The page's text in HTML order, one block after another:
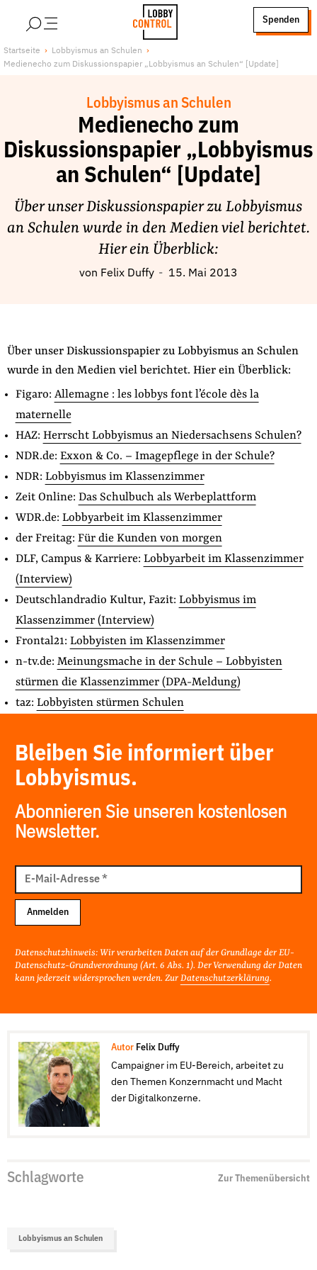
LobbyControl
StartSeite
Spenden
Über uns
Jobs
Publikationen und Material
Unsere Schwerpunkte
Lobbykontrolle und Regeln
Lobbyismus und Klima
Macht der Digitalkonzerne
Jetzt Spenden
Geschenkspende
Bußgelder und Geldauflagen
Projektspende
Testamentsspende
Presse
Newsletter
Appelle unterzeichnen
Suche
Website
Folge Uns
FacebookMastodon
BlueskyInstagram
YoutubeLinkedIn
Feed
Startseite
Lobbyismus an Schulen
Medienecho zum Diskussionspapier „Lobbyismus an Schulen“ [Update]
Lobbyismus an Schulen
Medienecho zum
Diskussionspapier „Lobbyismus
an Schulen“ [Update]
Über unser Diskussionspapier zu Lobbyismus
an Schulen wurde in den Medien viel berichtet.
Hier ein Überblick:
von Felix Duffy 15. Mai 2013
Über unser Diskussionspapier zu Lobbyismus an Schulen
wurde in den Medien viel berichtet. Hier ein Überblick:
Figaro: Allemagne : les lobbys font l’école dès la
maternelle
HAZ: Herrscht Lobbyismus an Niedersachsens Schulen?
NDR.de: Exxon & Co. – Imagepflege in der Schule?
NDR: Lobbyismus im Klassenzimmer
Zeit Online: Das Schulbuch als Werbeplattform
WDR.de: Lobbyarbeit im Klassenzimmer
der Freitag: Für die Kunden von morgen
DLF, Campus & Karriere: Lobbyarbeit im Klassenzimmer
(Interview)
Deutschlandradio Kultur, Fazit: Lobbyismus im
Klassenzimmer (Interview)
Frontal21: Lobbyisten im Klassenzimmer
n-tv.de: Meinungsmache in der Schule – Lobbyisten
stürmen die Klassenzimmer (DPA-Meldung)
taz: Lobbyisten stürmen Schulen
Bleiben Sie informiert über
Lobbyismus.
Abonnieren Sie unseren kostenlosen
Newsletter.
Mail
Adresse
E-Mail-Adresse*
Anmelden
Datenschutzhinweis: Wir verarbeiten Daten auf der Grundlage der EU-
Datenschutz-Grundverordnung (Art. 6 Abs. 1). Der Verwendung der Daten
kann jederzeit widersprochen werden. Zur Datenschutzerklärung.
Autor Felix Duffy
Campaigner im EU-Bereich, arbeitet zu
den Themen Konzernmacht und Macht
der Digitalkonzerne.
Schlagworte Zur Themenübersicht
Lobbyismus an Schulen